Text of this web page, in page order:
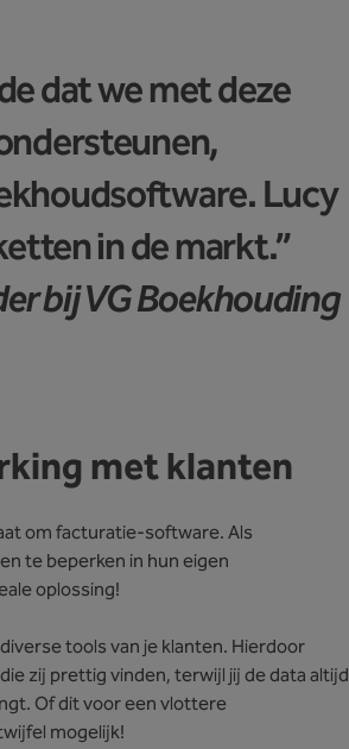
dat we met deze
Lucy
in de markt.”
bij VG Boekhouding
met klanten
om facturatie-software. Als
te beperken in hun eigen
oplossing!
tools van je klanten. Hierdoor
zij prettig vinden, terwijl jij de data altijd
Of dit voor een vlottere
mogelijk!